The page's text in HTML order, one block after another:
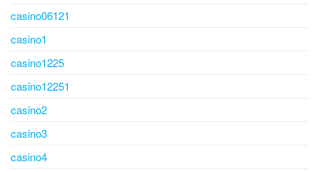
casino06121
casino1
casino1225
casino12251
casino2
casino3
casino4